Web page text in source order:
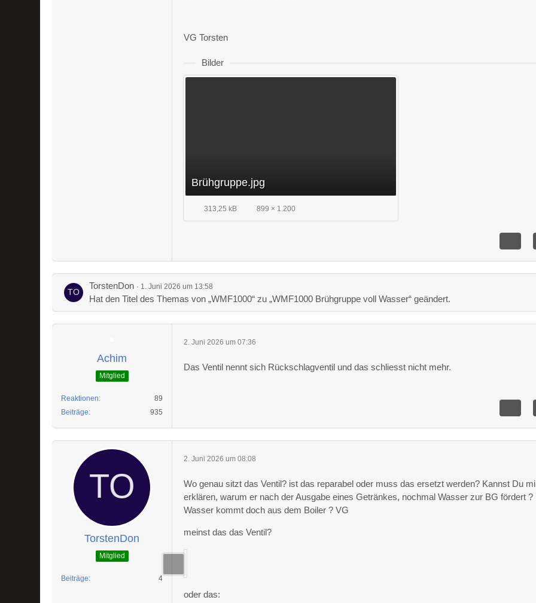
VG Torsten
Bilder
Brühgruppe.jpg
313,25 kB 899 × 1.200
TorstenDon 1. Juni 2026 um 13:58
Hat den Titel des Themas von „WMF1000“ zu „WMF1000 Brühgruppe voll Wasser“ geändert.
Achim
Mitglied
Reaktionen
89
Beiträge
935
2. Juni 2026 um 07:36
Das Ventil nennt sich Rückschlagventil und das schliesst nicht mehr.
TorstenDon
Mitglied
Beiträge 4
2. Juni 2026 um 08:08
Wo genau sitzt das Ventil? ist das reparabel oder muss das ersetzt werden? Kannst Du
erklären, warum er nach der Ausgabe eines Getränkes, nochmal Wasser zur BG fördert ?
Wasser kommt doch aus dem Boiler ? VG
meinst das das Ventil?
oder das: